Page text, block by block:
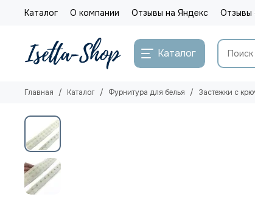
Каталог О компании Отзывы на Яндекс Отзывы
Каталог
Главная Каталог Фурнитура для белья Застежки с